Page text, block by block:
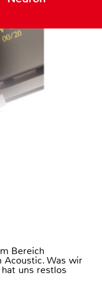
Bereich
Acoustic. Was wir
uns restlos